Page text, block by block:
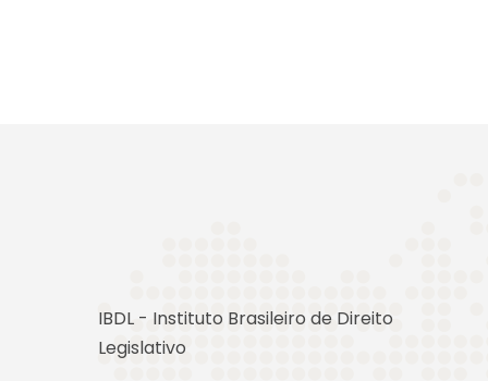
IBDL - Instituto Brasileiro de Direito
Legislativo